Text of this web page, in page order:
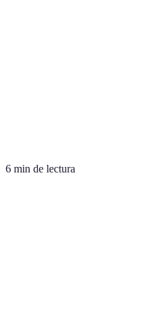
6 min de lectura